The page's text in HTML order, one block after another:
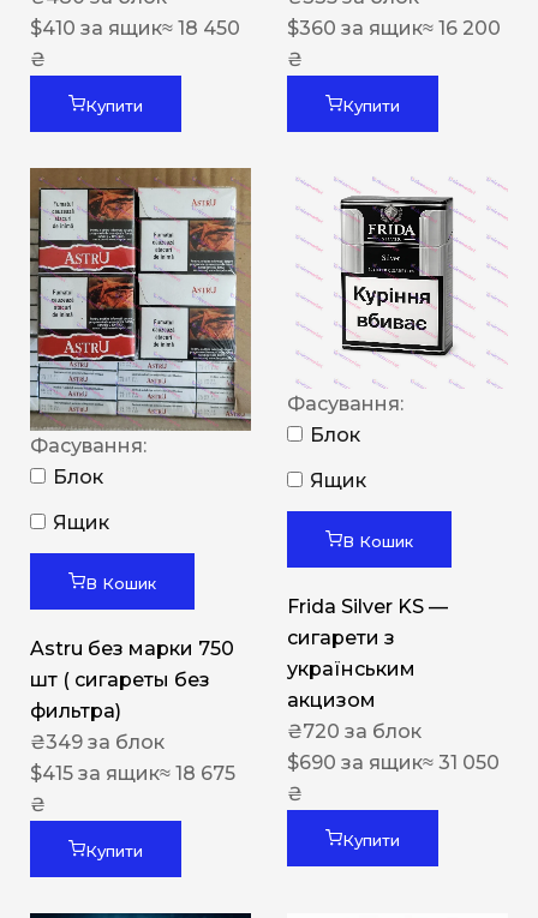
$410 за ящик≈ 18 450
₴
Купити
$360 за ящик≈ 16 200
₴
Купити
Фасування:
Блок
Ящик
В Кошик
Astru без марки 750
шт ( сигареты без
фильтра)
₴349 за блок
$415 за ящик≈ 18 675
₴
Купити
Фасування:
Блок
Ящик
В Кошик
Frida Silver KS —
сигарети з
українським
акцизом
₴720 за блок
$690 за ящик≈ 31 050
₴
Купити